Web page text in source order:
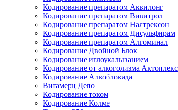
Кодирование препаратом Аквилонг
Кодирование препаратом Вивитрол
Кодирование препаратом Налтрексон
Кодирование препаратом Дисульфирам
Кодирование препаратом Алгоминал
Кодирование Двойной Блок
Кодирование иглоукалыванием
Кодирование от алкоголизма Актоплекс
Кодирование Алкоблокада
Витамерц Депо
Кодирование током
Кодирование Колме